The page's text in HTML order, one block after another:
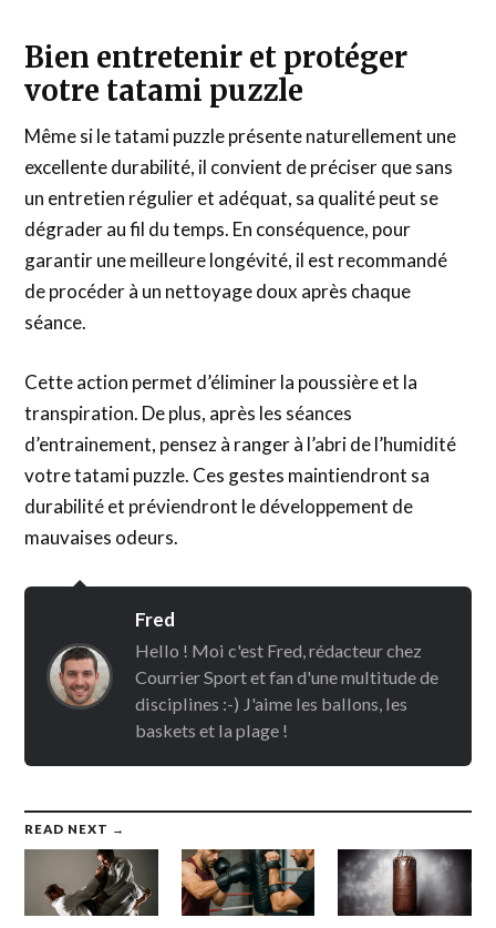
Bien entretenir et protéger
votre tatami puzzle
Même si le tatami puzzle présente naturellement une
excellente durabilité, il convient de préciser que sans
un entretien régulier et adéquat, sa qualité peut se
dégrader au fil du temps. En conséquence, pour
garantir une meilleure longévité, il est recommandé
de procéder à un nettoyage doux après chaque
séance.
Cette action permet d’éliminer la poussière et la
transpiration. De plus, après les séances
d’entrainement, pensez à ranger à l’abri de l’humidité
votre tatami puzzle. Ces gestes maintiendront sa
durabilité et préviendront le développement de
mauvaises odeurs.
Fred
Hello ! Moi c'est Fred, rédacteur chez
Courrier Sport et fan d'une multitude de
disciplines :-) J'aime les ballons, les
baskets et la plage !
READ NEXT →